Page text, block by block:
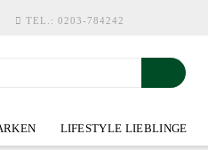
TEL.: 0203-784242
LIFESTYLE LIEBLINGE